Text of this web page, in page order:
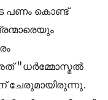
പണം കൊണ്ട്
"ധർമ്മോസ്മൽ
ചേരുമായിരുന്നു.